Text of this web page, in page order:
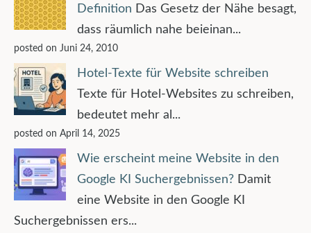
Definition Das Gesetz der Nähe besagt,
dass räumlich nahe beieinan...
posted on Juni 24, 2010
Hotel-Texte für Website schreiben
Texte für Hotel-Websites zu schreiben,
bedeutet mehr al...
posted on April 14, 2025
Wie erscheint meine Website in den
Google KI Suchergebnissen? Damit
eine Website in den Google KI
Suchergebnissen ers...